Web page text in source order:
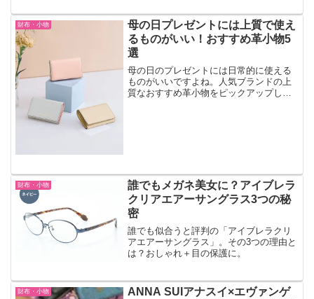
財布・小物
母の日プレゼントには上質で使え
るものがいい！おすすめ革小物5
選
母の日のプレゼントには日常的に使える
ものがいいですよね。人気ブランドの上
質なおすすめ革小物をピックアップしま
財布・小物
誰でもメガネ美女に？アイブレラ
クリアエアーサングラス3つの秘
密
誰でも似合うと評判の「アイブレラクリ
アエアーサングラス」。その3つの理由と
は？おしゃれ＋目の保護に。
財布・小物
ANNA SUIアナスイ×エヴァンゲ